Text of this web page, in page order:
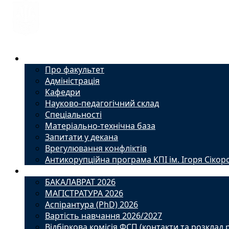
Про факультет
Адміністрація
Кафедри
Науково-педагогічний склад
Спеціальності
Матеріально-технічна база
Запитати у декана
Врегулювання конфліктів
Антикорупційна програма КПІ ім. Ігоря
БАКАЛАВРАТ 2026
МАГІСТРАТУРА 2026
Аспірантура (PhD) 2026
Вартість навчання 2026/2027